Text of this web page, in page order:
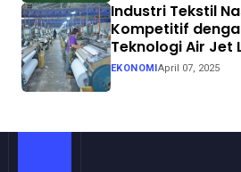
Industri Tekstil
Kompetitif
Teknologi Air Jet
Continuous
Solo Perkasa
EKONOMI April 07, 2025